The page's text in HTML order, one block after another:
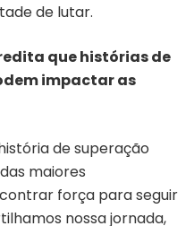
de lutar.
que histórias de
impactar as
de superação
maiores
força para seguir
nossa jornada,